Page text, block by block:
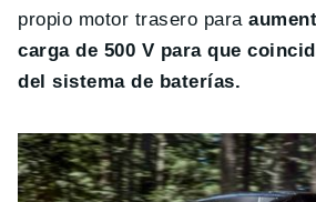
propio motor trasero para
carga de 500 V para que
del sistema de baterías.